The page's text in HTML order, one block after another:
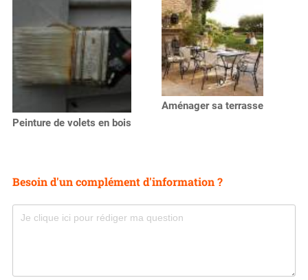
Peinture de volets en bois
Aménager sa terrasse
Besoin d'un complément d'information ?